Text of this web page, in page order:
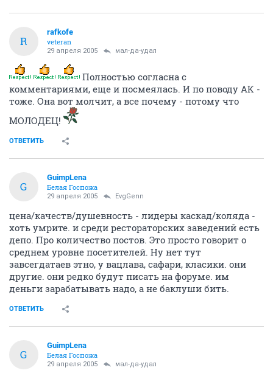
R
rafkofe
veteran
29 апреля 2005 мал-да-удал
Полностью согласна с
комментариями, еще и посмеялась. И по поводу АК -
тоже. Она вот молчит, а все почему - потому что
МОЛОДЕЦ!
ОТВЕТИТЬ
G
GuimpLena
Белая Госпожа
29 апреля 2005 EvgGenn
цена/качеств/душевность - лидеры каскад/коляда -
хоть умрите. и среди рестораторских заведений есть
депо. Про количество постов. Это просто говорит о
среднем уровне посетителей. Ну нет тут
завсегдатаев этно, у вацлава, сафари, класики. они
другие. они редко будут писать на форуме. им
деньги зарабатывать надо, а не баклуши бить.
ОТВЕТИТЬ
G
GuimpLena
Белая Госпожа
29 апреля 2005 мал-да-удал